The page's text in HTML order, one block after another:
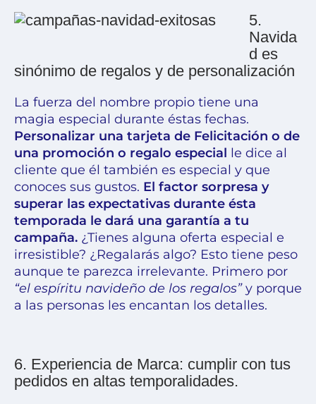
5.
Navida
d es
sinónimo de regalos y de personalización
La fuerza del nombre propio tiene una
magia especial durante éstas fechas.
Personalizar una tarjeta de Felicitación o de
una promoción o regalo especial le dice al
cliente que él también es especial y que
conoces sus gustos. El factor sorpresa y
superar las expectativas durante ésta
temporada le dará una garantía a tu
campaña. ¿Tienes alguna oferta especial e
irresistible? ¿Regalarás algo? Esto tiene peso
aunque te parezca irrelevante. Primero por
“el espíritu navideño de los regalos”y porque
a las personas les encantan los detalles.
6. Experiencia de Marca: cumplir con tus
pedidos en altas temporalidades.